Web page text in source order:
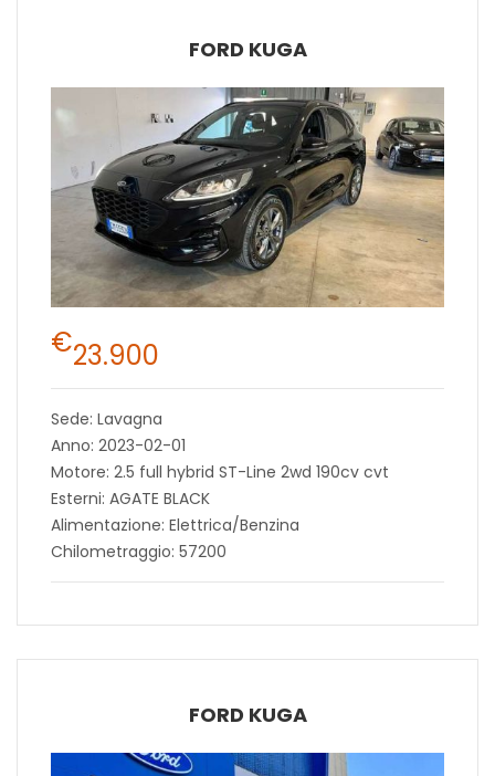
FORD KUGA
€23.900
Sede: Lavagna
Anno: 2023-02-01
Motore: 2.5 full hybrid ST-Line 2wd 190cv cvt
Esterni: AGATE BLACK
Alimentazione: Elettrica/Benzina
Chilometraggio: 57200
FORD KUGA